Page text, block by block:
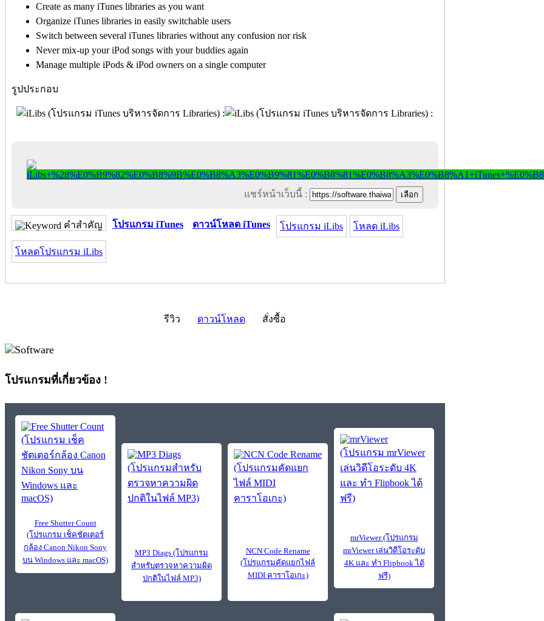
Create as many iTunes libraries as you want
Organize iTunes libraries in easily switchable users
Switch between several iTunes libraries without any confusion nor risk
Never mix-up your iPod songs with your buddies again
Manage multiple iPods & iPod owners on a single computer
รูปประกอบ
แชร์หน้าเว็บนี้ :
คำสำคัญ โปรแกรม iTunes ดาวน์โหลด iTunes โปรแกรม iLibs โหลด iLibs
โหลดโปรแกรม iLibs
รีวิว ดาวน์โหลด สั่งซื้อ
โปรแกรมที่เกี่ยวข้อง !
Free Shutter Count
(โปรแกรม เช็คชัตเตอร์
กล้อง Canon Nikon Sony
บน Windows และ macOS)
MP3 Diags (โปรแกรม
สำหรับตรวจหาความผิด
ปกติในไฟล์ MP3)
NCN Code Rename
(โปรแกรมคัดแยกไฟล์
MIDI คาราโอเกะ)
mrViewer (โปรแกรม
mrViewer เล่นวิดีโอระดับ
4K และ ทำ Flipbook ได้
ฟรี)